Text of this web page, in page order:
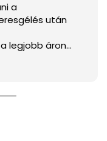
a
után
legjobb áron
a legjobb